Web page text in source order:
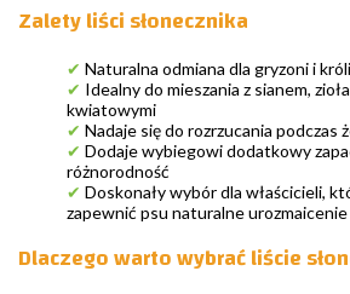
Zalety liści słonecznika
✔ Naturalna odmiana dla gryzoni i
✔ Idealny do mieszania z sianem,
kwiatowymi
✔ Nadaje się do rozrzucania podczas
✔ Dodaje wybiegowi dodatkowy
różnorodność
✔ Doskonały wybór dla właścicieli,
zapewnić psu naturalne urozmaicenie
Dlaczego warto wybrać liście